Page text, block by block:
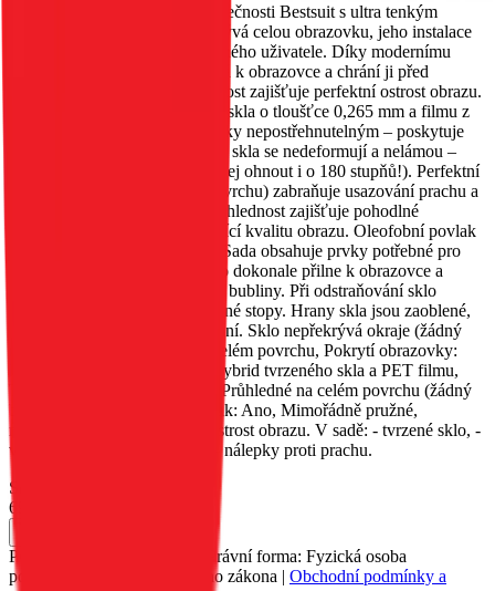
Flexibilní hybridní sklo od společnosti Bestsuit s ultra tenkým
designem. Protože sklo nepokrývá celou obrazovku, jeho instalace
je mimořádně snadná i pro běžného uživatele. Díky modernímu
složení se sklo dobře přichytává k obrazovce a chrání ji před
poškrábáním. Vysoká průhlednost zajišťuje perfektní ostrost obrazu.
Unikátní kombinace tvrzeného skla o tloušťce 0,265 mm a filmu z
PET materiálu činí sklo prakticky nepostřehnutelným – poskytuje
100% hmatový komfort. Hrany skla se nedeformují a nelámou –
sklo je mimořádně pružné (lze jej ohnout i o 180 stupňů!). Perfektní
přilnavost (lepidlo na celém povrchu) zabraňuje usazování prachu a
nečistot pod sklem. Vysoká průhlednost zajišťuje pohodlné
používání obrazovky a vynikající kvalitu obrazu. Oleofobní povlak
zabraňuje vzniku otisků prstů. Sada obsahuje prvky potřebné pro
vlastní montáž. Po aplikaci sklo dokonale přilne k obrazovce a
nezanechává žádné vzduchové bubliny. Při odstraňování sklo
nezanechává na obrazovce žádné stopy. Hrany skla jsou zaoblené,
což zaručuje bezpečné používání. Sklo nepřekrývá okraje (žádný
rám). Vlastnosti: Lepidlo: na celém povrchu, Pokrytí obrazovky:
Nepokrývá okraje, Materiál: Hybrid tvrzeného skla a PET filmu,
Tloušťka: 0,265 mm, Vzhled: Průhledné na celém povrchu (žádný
barevný rám), Oleofobní povlak: Ano, Mimořádně pružné,
nepostřehnutelné, vynikající ostrost obrazu. V sadě: - tvrzené sklo, -
vlhký hadřík, - suchý hadřík, - nálepky proti prachu.
Skladem 2 ks
69 Kč
Petr Matyáš, IČ: 00705331, Právní forma: Fyzická osoba
podnikající dle živnostenského zákona | Obchodní podmínky a